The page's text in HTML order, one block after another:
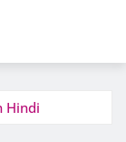
Hindi